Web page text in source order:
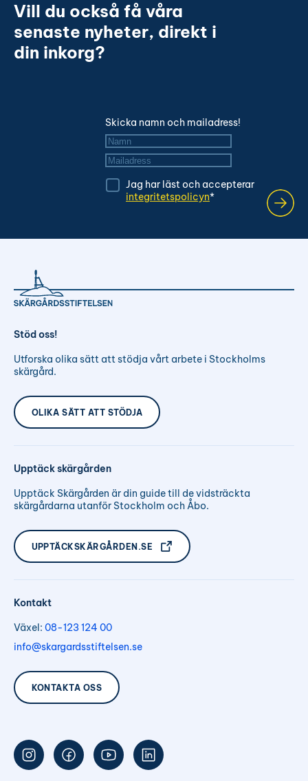
Vill du också få våra
senaste nyheter, direkt i
din inkorg?
Skicka namn och mailadress!
Namn
*
Mailadress*
Jag har läst och accepterar
integritetspolicyn*
Stöd oss!
Utforska olika sätt att stödja vårt arbete i Stockholms
skärgård.
OLIKA SÄTT ATT STÖDJA
Upptäck skärgården
Upptäck Skärgården är din guide till de vidsträckta
skärgårdarna utanför Stockholm och Åbo.
UPPTÄCKSKÄRGÅRDEN.SE
Kontakt
Växel: 08-123 124 00
info@skargardsstiftelsen.se
KONTAKTA OSS
Följ
oss
på
Följ
oss
på
Följ
oss
på
Följ
oss
på